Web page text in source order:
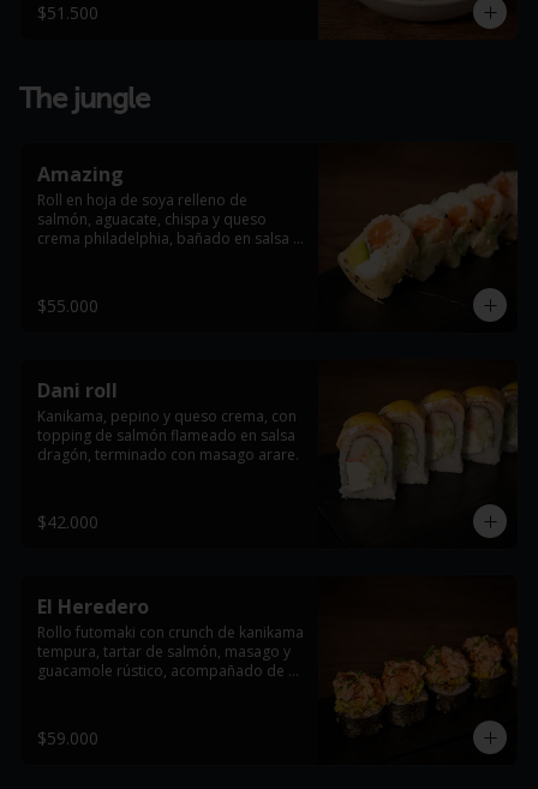
$51.500
The jungle
Amazing
Roll en hoja de soya relleno de
salmón, aguacate, chispa y queso
crema philadelphia, bañado en salsa
$55.000
Dani roll
Kanikama, pepino y queso crema, con
topping de salmón flameado en salsa
dragón, terminado con masago arare.
$42.000
El Heredero
Rollo futomaki con crunch de kanikama
tempura, tartar de salmón, masago y
guacamole rústico, acompañado de
$59.000